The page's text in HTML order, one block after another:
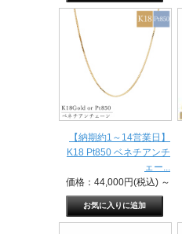
【納期約1～14営業日】
K18 Pt850 ベネチアンチ
ェー...
価格：44,000円(税込) ～